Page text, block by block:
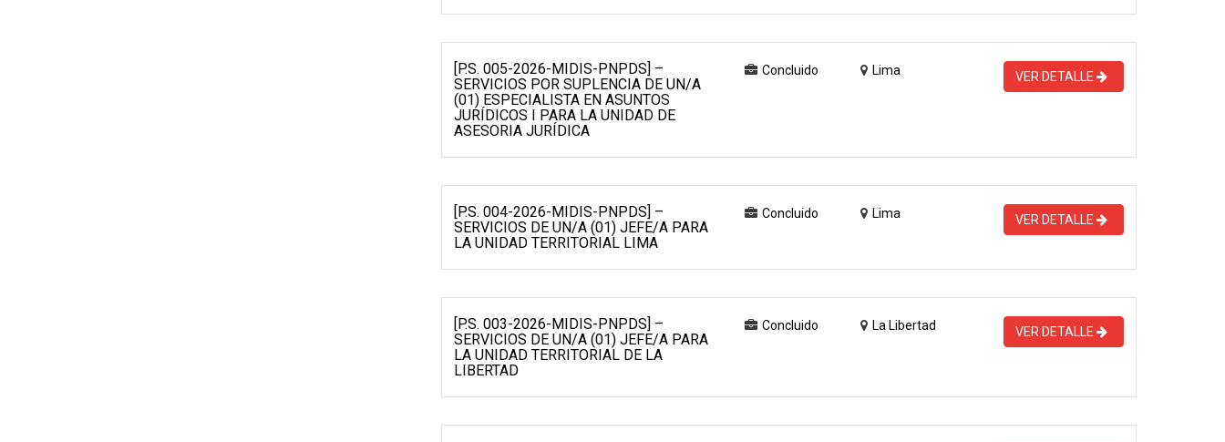
[P.S. 005-2026-MIDIS-PNPDS] –
SERVICIOS POR SUPLENCIA DE UN/A
(01) ESPECIALISTA EN ASUNTOS
JURÍDICOS I PARA LA UNIDAD DE
ASESORIA JURÍDICA
Concluido Lima VER DETALLE
[P.S. 004-2026-MIDIS-PNPDS] –
SERVICIOS DE UN/A (01) JEFE/A PARA
LA UNIDAD TERRITORIAL LIMA
Concluido Lima VER DETALLE
[P.S. 003-2026-MIDIS-PNPDS] –
SERVICIOS DE UN/A (01) JEFE/A PARA
LA UNIDAD TERRITORIAL DE LA
LIBERTAD
Concluido La Libertad VER DETALLE